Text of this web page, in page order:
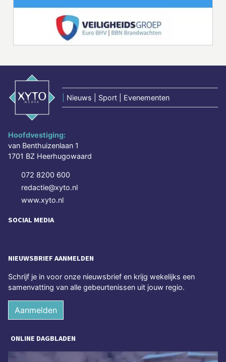
Nieuws | Sport | Evenementen
Hoofdvestiging:
van Benthuizenlaan 1
1701 BZ Heerhugowaard
072 8200 600
redactie@xyto.nl
www.xyto.nl
SOCIAL MEDIA
NIEUWSBRIEF AANMELDEN
Schrijf je in voor onze nieuwsbrief en krijg wekelijks een
samenvatting van alle gebeurtenissen uit jouw regio.
Aanmelden
ONLINE DAGBLADEN